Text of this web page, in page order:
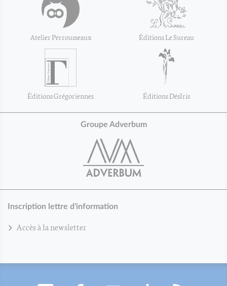
Atelier Perrousseaux Éditions Le Sureau
Éditions Grégoriennes Éditions DésIris
Groupe Adverbum
Inscription lettre d'information
Accès à la newsletter